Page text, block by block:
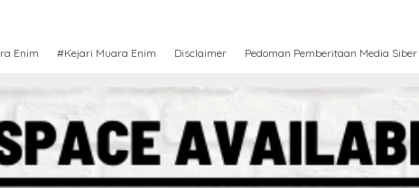
Enim #Kejari Muara Enim Disclaimer Pedoman Pemberitaan Media Siber